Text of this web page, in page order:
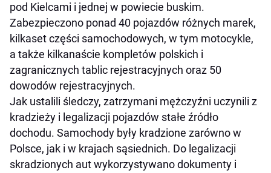
pod Kielcami i jednej w powiecie buskim.
Zabezpieczono ponad 40 pojazdów różnych marek,
kilkaset części samochodowych, w tym motocykle,
a także kilkanaście kompletów polskich i
zagranicznych tablic rejestracyjnych oraz 50
dowodów rejestracyjnych.
Jak ustalili śledczy, zatrzymani mężczyźni uczynili z
kradzieży i legalizacji pojazdów stałe źródło
dochodu. Samochody były kradzione zarówno w
Polsce, jak i w krajach sąsiednich. Do legalizacji
skradzionych aut wykorzystywano dokumenty i